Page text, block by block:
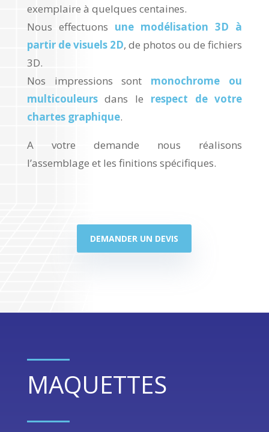
exemplaire à quelques centaines.
Nous effectuons une modélisation 3D à
partir de visuels 2D, de photos ou de fichiers
3D.
Nos impressions sont monochrome ou
multicouleursdans le respect de votre
chartes graphique.
A votre demande nous réalisons
l’assemblage et les finitions spécifiques.
DEMANDER UN DEVIS
MAQUETTES